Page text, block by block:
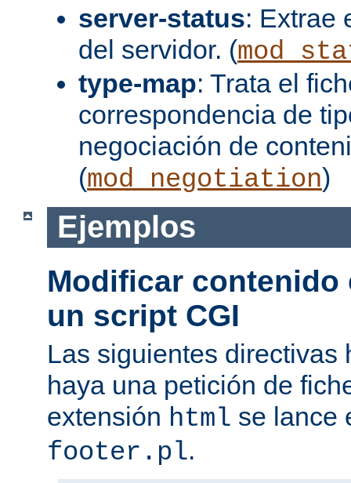
server-status: Extrae
del servidor. (
type-map: Trata el
correspondencia de
negociación de
(mod_negotiation)
Ejemplos
Modificar
un script CGI
Las siguientes directivas
haya una petición de
extensión html se lance
footer.pl.